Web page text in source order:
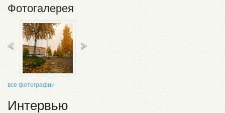
Фотогалерея
все фотографии
Интервью